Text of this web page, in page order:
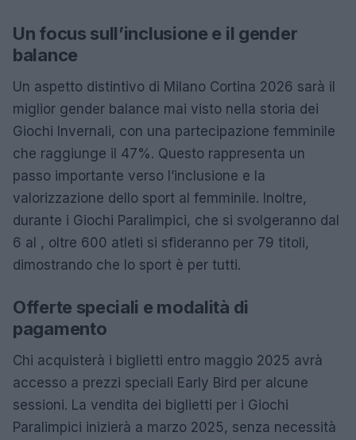
Un focus sull’inclusione e il gender
balance
Un aspetto distintivo di Milano Cortina 2026 sarà il
miglior gender balance mai visto nella storia dei
Giochi Invernali, con una partecipazione femminile
che raggiunge il 47%. Questo rappresenta un
passo importante verso l’inclusione e la
valorizzazione dello sport al femminile. Inoltre,
durante i Giochi Paralimpici, che si svolgeranno dal
6 al , oltre 600 atleti si sfideranno per 79 titoli,
dimostrando che lo sport è per tutti.
Offerte speciali e modalità di
pagamento
Chi acquisterà i biglietti entro maggio 2025 avrà
accesso a prezzi speciali Early Bird per alcune
sessioni. La vendita dei biglietti per i Giochi
Paralimpici inizierà a marzo 2025, senza necessità